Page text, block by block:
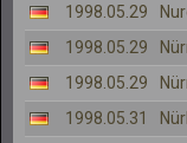
1998.05.29
1998.05.29
1998.05.29
1998.05.31